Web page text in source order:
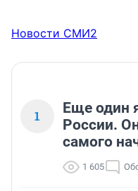
Новости СМИ2
1
Еще один
России.
самого
1 605